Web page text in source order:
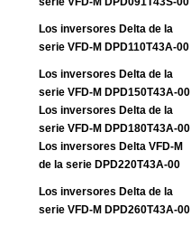
Los inversores Delta de la
serie VFD-M DPD110T43A-00
Los inversores Delta de la
serie VFD-M DPD150T43A-00
Los inversores Delta de la
serie VFD-M DPD180T43A-00
Los inversores Delta VFD-M
de la serie DPD220T43A-00
Los inversores Delta de la
serie VFD-M DPD260T43A-00